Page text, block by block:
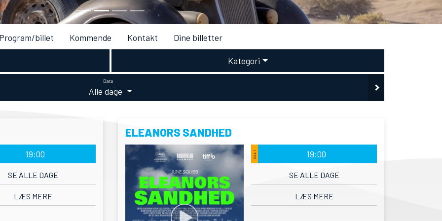
Program/billet Kommende Kontakt Dine billetter
Kategori
Dato
Alle dage
19:00
SE ALLE DAGE
LÆS MERE
ELEANORS SANDHED
SAL 1 19:00
SE ALLE DAGE
LÆS MERE